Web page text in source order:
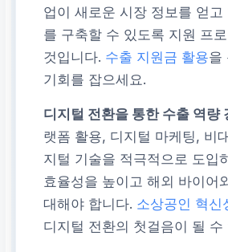
업이 새로운 시장 정보를 얻고
를 구축할 수 있도록 지원 프
것입니다. 수출 지원금 활용을
기회를 잡으세요.
디지털 전환을 통한 수출 역량
랫폼 활용, 디지털 마케팅, 비
지털 기술을 적극적으로 도입
효율성을 높이고 해외 바이어
대해야 합니다. 소상공인 혁신
디지털 전환의 첫걸음이 될 수